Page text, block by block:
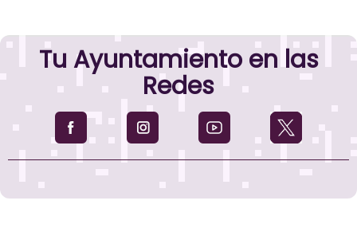
Tu Ayuntamiento en las
Redes